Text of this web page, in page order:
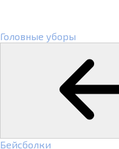
Головные уборы
Бейсболки